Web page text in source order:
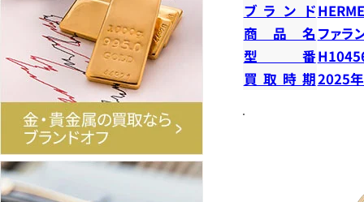
ブランド
商品名 ファラ
型番
買取時期2025